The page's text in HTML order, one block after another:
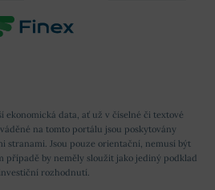
ekonomická data, ať už v číselné či textové
na tomto portálu jsou poskytovány
stranami. Jsou pouze orientační, nemusí být
případě by neměly sloužit jako jediný podklad
rozhodnutí.